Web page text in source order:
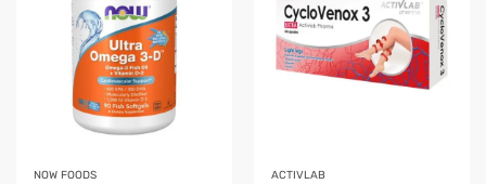
NOW FOODS ACTIVLAB